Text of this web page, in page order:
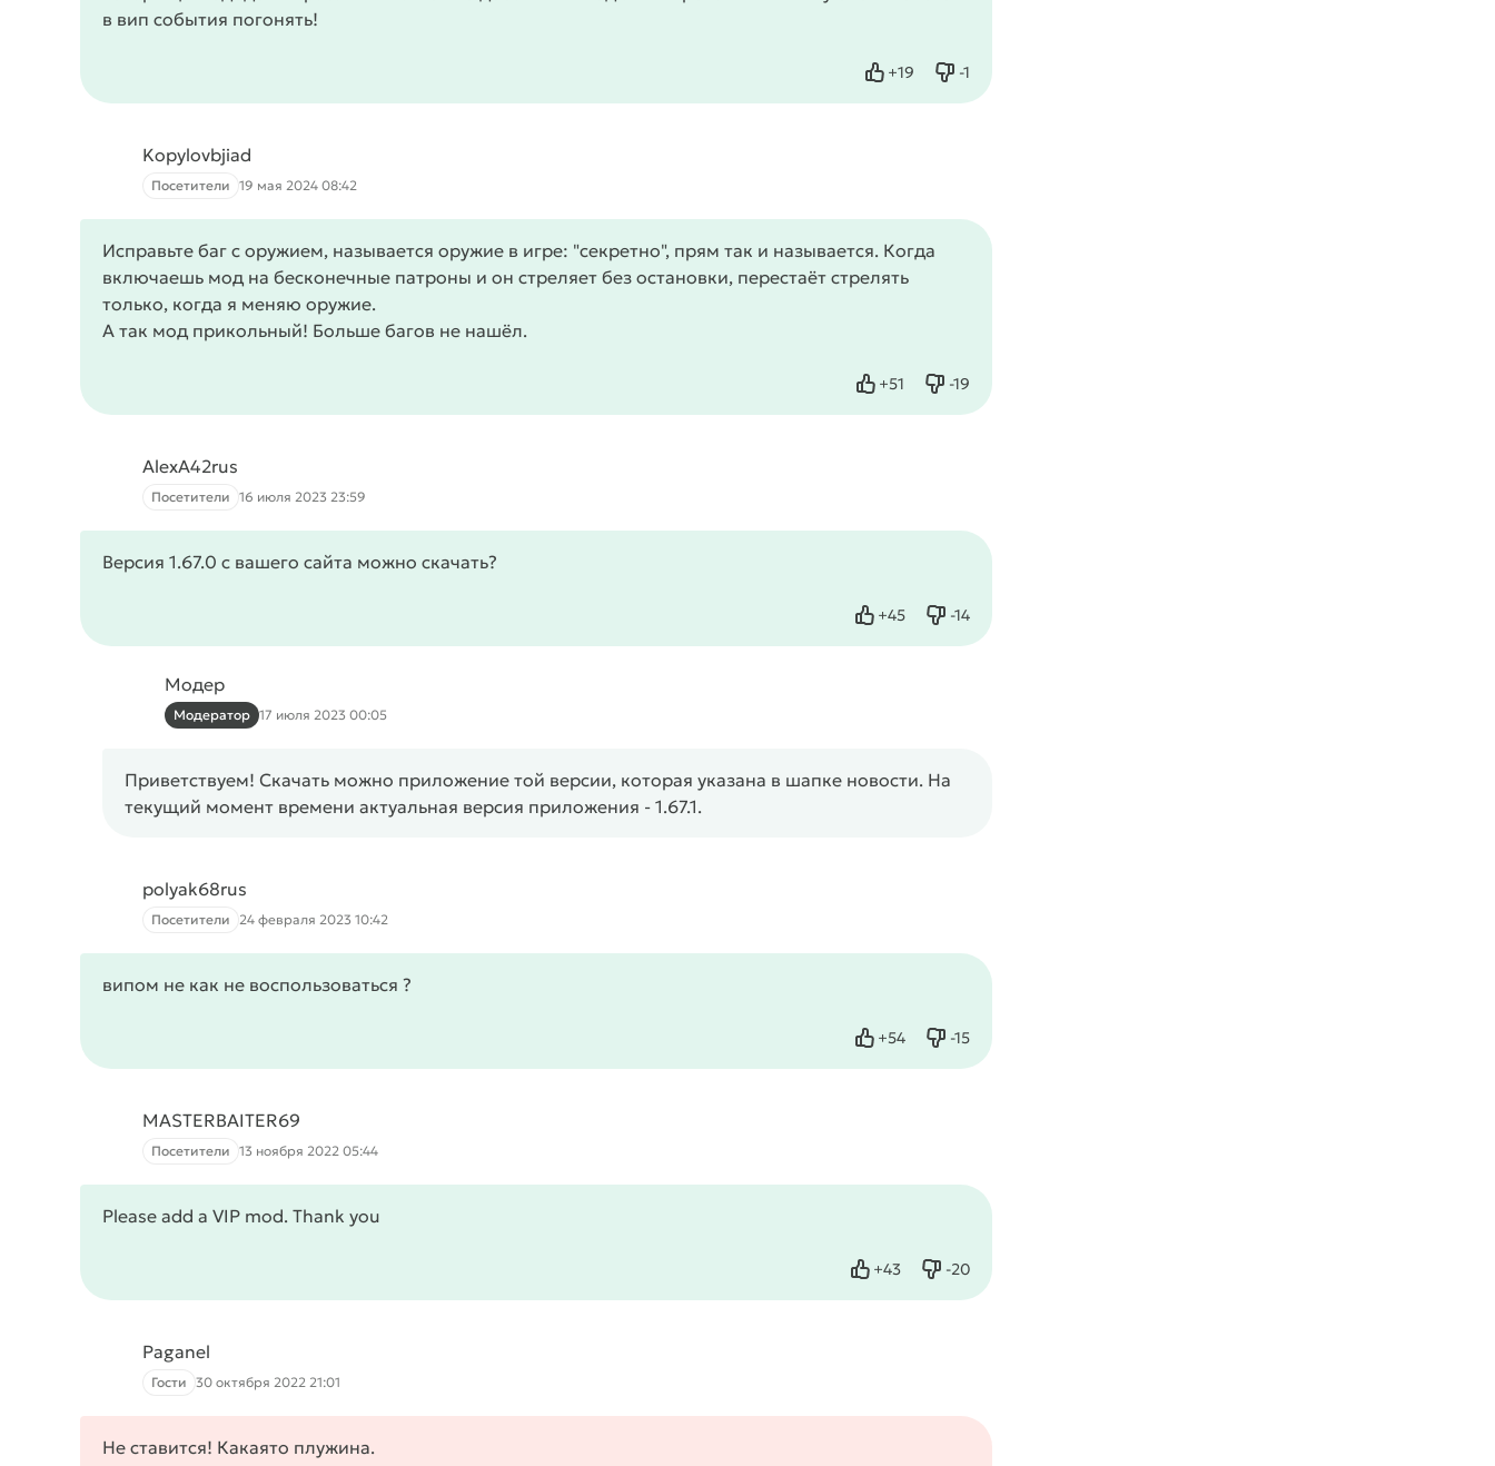
в вип события погонять!
+19
Нравится -1
Не нравится
Kopylovbjiad
Посетители 19 мая 2024 08:42
Исправьте баг с оружием, называется оружие в игре: "секретно", прям так и называется. Когда
включаешь мод на бесконечные патроны и он стреляет без остановки, перестаёт стрелять
только, когда я меняю оружие.
А так мод прикольный! Больше багов не нашёл.
+51
Нравится -19
Не нравится
AlexA42rus
Посетители 16 июля 2023 23:59
Версия 1.67.0 с вашего сайта можно скачать?
+45
Нравится -14
Не нравится
Модер
Модератор 17 июля 2023 00:05
Приветствуем! Скачать можно приложение той версии, которая указана в шапке новости. На
текущий момент времени актуальная версия приложения - 1.67.1.
polyak68rus
Посетители 24 февраля 2023 10:42
випом не как не воспользоваться ?
+54
Нравится -15
Не нравится
MASTERBAITER69
Посетители 13 ноября 2022 05:44
Please add a VIP mod. Thank you
+43
Нравится -20
Не нравится
Paganel
Гости 30 октября 2022 21:01
Не ставится! Какаято плужина.